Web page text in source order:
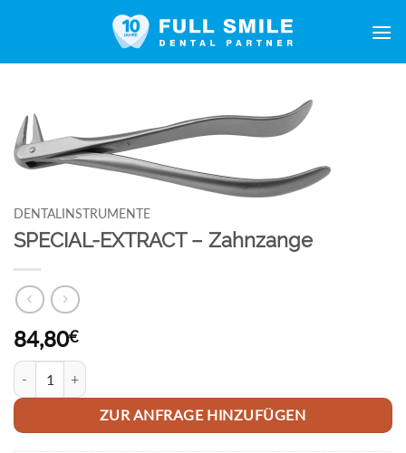
DENTALINSTRUMENTE
SPECIAL-EXTRACT – Zahnzange
84,80€
SPECIAL-EXTRACT - Zahnzange Menge
ZUR ANFRAGE HINZUFÜGEN